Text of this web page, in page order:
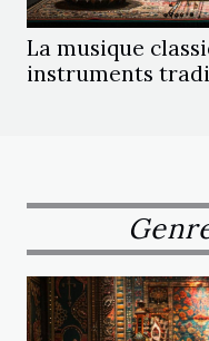
La musique
instruments